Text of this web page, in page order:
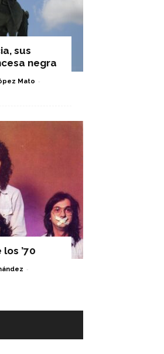
sus
negra
Mato -
’70
-